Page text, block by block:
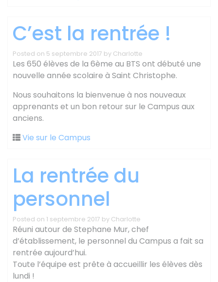
C’est la rentrée !
Posted on 5 septembre 2017 by Charlotte
Les 650 élèves de la 6ème au BTS ont débuté une
nouvelle année scolaire à Saint Christophe.
Nous souhaitons la bienvenue à nos nouveaux
apprenants et un bon retour sur le Campus aux
anciens.
Vie sur le Campus
La rentrée du
personnel
Posted on 1 septembre 2017 by Charlotte
Réuni autour de Stephane Mur, chef
d’établissement, le personnel du Campus a fait sa
rentrée aujourd’hui.
Toute l’équipe est prête à accueillir les élèves dès
lundi !